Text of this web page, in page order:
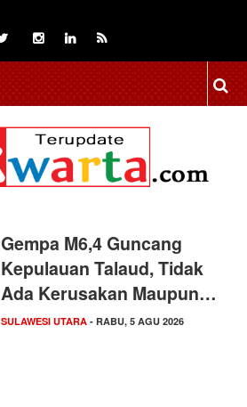
Gempa M6,4 Guncang
Kepulauan Talaud, Tidak
Ada Kerusakan Maupun…
SULAWESI UTARA - RABU, 5 AGU 2026